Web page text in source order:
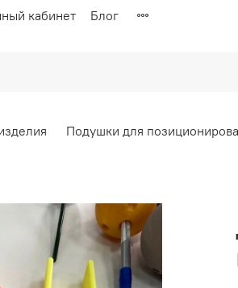
кабинет Блог
Подушки для